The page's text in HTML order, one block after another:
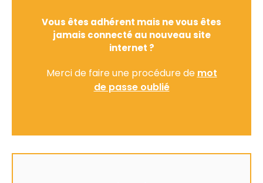
Vous êtes adhérent mais ne vous êtes
jamais connecté au nouveau site
internet ?
Merci de faire une procédure de mot
de passe oublié